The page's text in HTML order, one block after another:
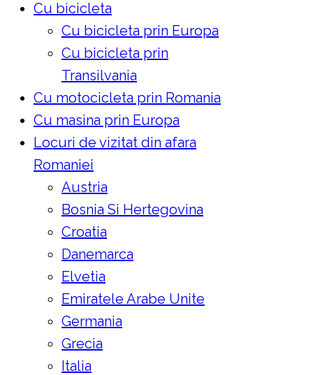
Cu bicicleta
Cu bicicleta prin Europa
Cu bicicleta prin
Transilvania
Cu motocicleta prin Romania
Cu masina prin Europa
Locuri de vizitat din afara
Romaniei
Austria
Bosnia Si Hertegovina
Croatia
Danemarca
Elvetia
Emiratele Arabe Unite
Germania
Grecia
Italia